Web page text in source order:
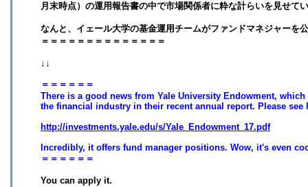
月末時点）の運用報告書の中で市場関係者に粋な計らいを見せて
なんと、イェール大学の基金運用チームがファンドマネジャーを
＝＝＝＝＝＝＝＝＝＝＝＝＝＝
↓↓
＝＝＝＝＝＝
There is a good news from Yale University Endowment,
the financial industry in their recent annual report. Please see
http://investments.yale.edu/s/Yale_Endowment_17.pdf
Incredibly, it offers fund manager positions. Wow, it's even
＝＝＝＝＝＝
You can apply it.